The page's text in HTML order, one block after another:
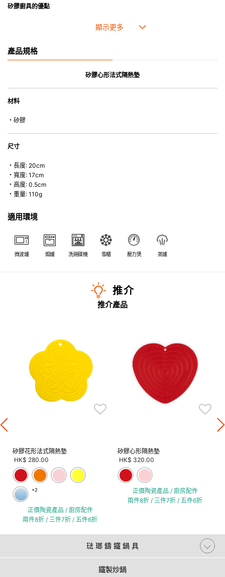
矽膠廚具的優點
• 耐熱高達250℃，耐冷低至-40℃。
• 不會容易吸取食物氣味。
產品規格
矽膠心形法式隔熱墊
材料
・矽膠
尺寸
・長度: 20cm
・寬度: 17cm
・高度: 0.5cm
・重量: 110g
適用環境
微波爐 焗爐 洗碗碟機 雪櫃 壓力煲 蒸爐
推介
推介產品
矽膠花形法式隔熱墊
HK$ 280.00
+2
正價陶瓷產品 / 廚房配件
兩件8折 / 三件7折 / 五件6折
矽膠心形隔熱墊
HK$ 320.00
正價陶瓷產品 / 廚房配件
兩件8折 / 三件7折 / 五件6折
琺 瑯 鑄 鐵 鍋 具
鐵製炒鍋